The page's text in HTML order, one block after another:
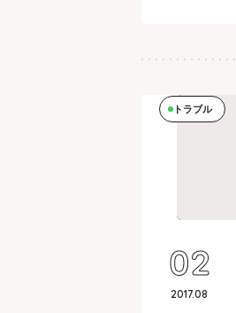
トラブル
2017.08
02